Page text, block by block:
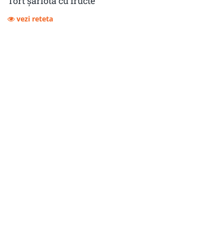
vezi reteta